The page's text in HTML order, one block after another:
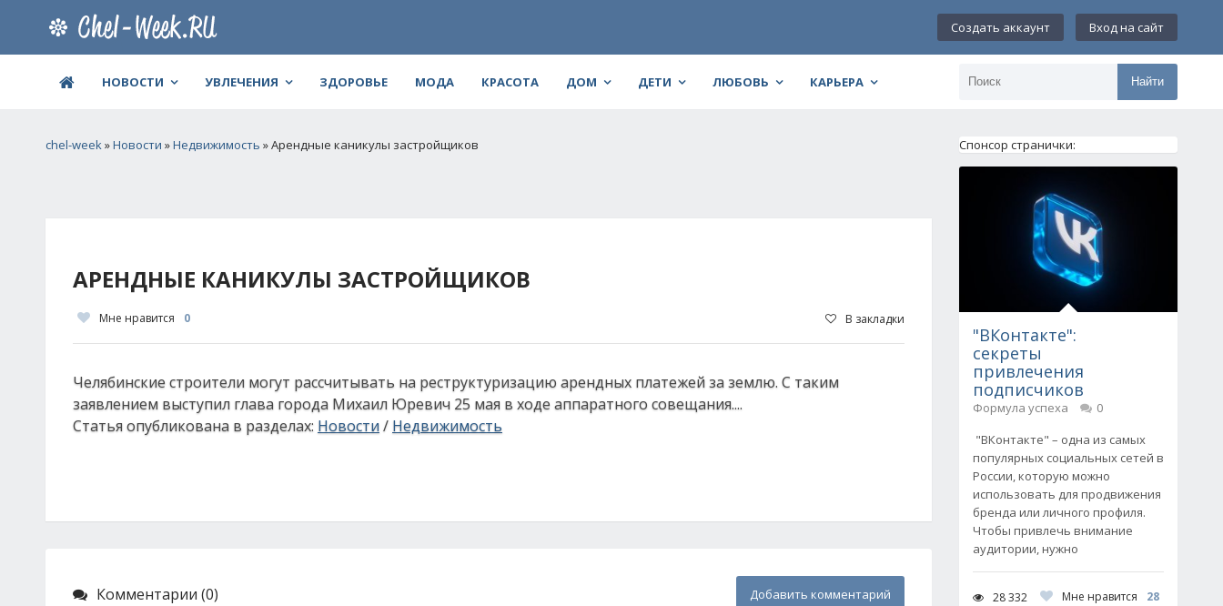
Создать аккаунт Вход на сайт
НОВОСТИ УВЛЕЧЕНИЯ ЗДОРОВЬЕ МОДА КРАСОТА ДОМ ДЕТИ ЛЮБОВЬ КАРЬЕРА Найти
chel-week»Новости »Недвижимость » Арендные каникулы застройщиков
АРЕНДНЫЕ КАНИКУЛЫ ЗАСТРОЙЩИКОВ
Мне нравится 0 В закладки
Челябинские строители могут рассчитывать на реструктуризацию арендных платежей за землю. С таким
заявлением выступил глава города Михаил Юревич 25 мая в ходе аппаратного совещания....
Статья опубликована в разделах: Новости/ Недвижимость
Комментарии (0) Добавить комментарий
Спонсор странички:
"ВКонтакте":
секреты
привлечения
подписчиков
Формула успеха
0
"ВКонтакте" – одна из самых
популярных социальных сетей в
России, которую можно
использовать для продвижения
бренда или личного профиля.
Чтобы привлечь внимание
аудитории, нужно
28 332 Мне нравится
28